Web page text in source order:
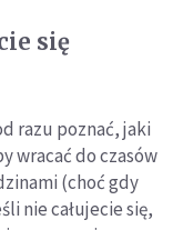
się
razu poznać, jaki
wracać do czasów
(choć gdy
nie całujecie się,